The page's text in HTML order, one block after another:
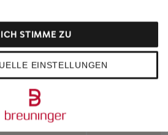
EINSTELLUNGEN
ICH STIMME ZU